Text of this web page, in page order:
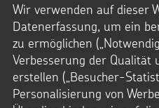
7_MICANTO
Wir verwenden auf dieser
Datenerfassung, um ein
zu ermöglichen
Verbesserung der Qualität
erstellen („Besucher-
Personalisierung von